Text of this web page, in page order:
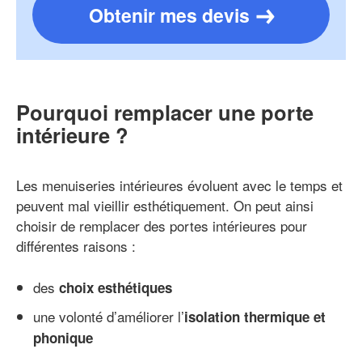
Obtenir mes devis
Pourquoi remplacer une porte
intérieure ?
Les menuiseries intérieures évoluent avec le temps et
peuvent mal vieillir esthétiquement. On peut ainsi
choisir de remplacer des portes intérieures pour
différentes raisons :
des choix esthétiques
une volonté d’améliorer l’isolation thermique et
phonique